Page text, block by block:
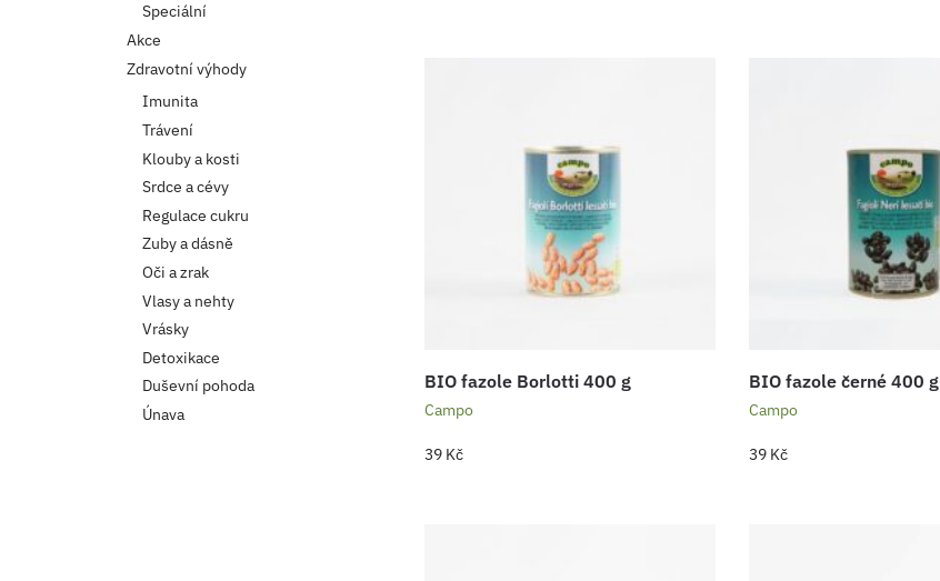
BIO fazole Borlotti 400 g
Campo
39 Kč
BIO fazole černé 400 g
Campo
39 Kč
Speciální
Akce
Zdravotní výhody
Imunita
Trávení
Klouby a kosti
Srdce a cévy
Regulace cukru
Zuby a dásně
Oči a zrak
Vlasy a nehty
Vrásky
Detoxikace
Duševní pohoda
Únava